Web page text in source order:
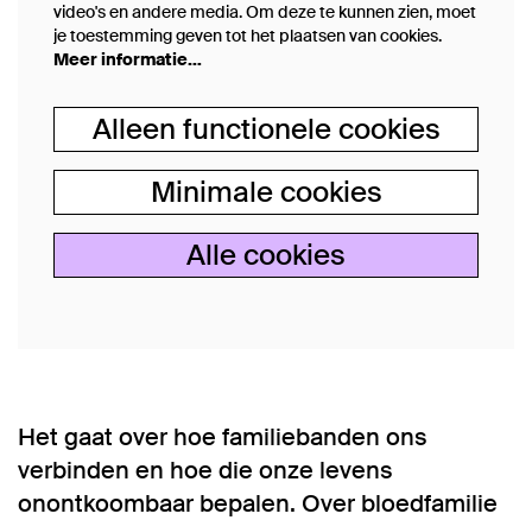
video's en andere media. Om deze te kunnen zien, moet
je toestemming geven tot het plaatsen van cookies.
Meer informatie…
Alleen functionele cookies
Minimale cookies
Alle cookies
Het gaat over hoe familiebanden ons
verbinden en hoe die onze levens
onontkoombaar bepalen. Over bloedfamilie